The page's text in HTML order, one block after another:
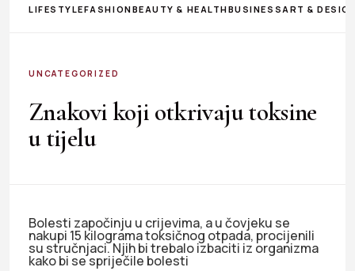
LIFESTYLEFASHIONBEAUTY & HEALTHBUSINESS ART &
UNCATEGORIZED
Znakovi koji otkrivaju toksine
u tijelu
Bolesti započinju u crijevima, a u čovjeku se
nakupi 15 kilograma toksičnog otpada, procijenili
su stručnjaci. Njih bi trebalo izbaciti iz organizma
kako bi se spriječile bolesti